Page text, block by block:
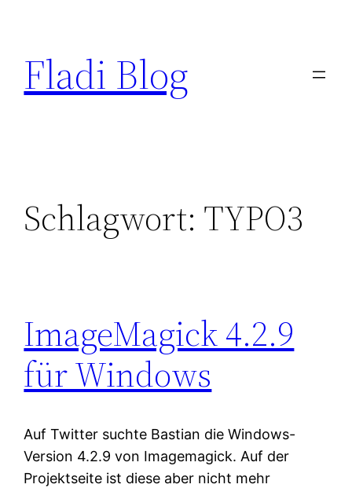
springen
Fladi Blog
Schlagwort: TYPO3
ImageMagick 4.2.9
für Windows
Auf Twitter suchte Bastian die Windows-
Version 4.2.9 von Imagemagick. Auf der
Projektseite ist diese aber nicht mehr